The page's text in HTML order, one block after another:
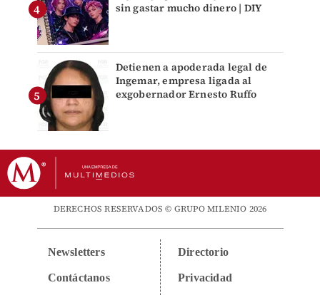
sin gastar mucho dinero | DIY
Detienen a apoderada legal de
Ingemar, empresa ligada al
exgobernador Ernesto Ruffo
DERECHOS RESERVADOS © GRUPO MILENIO 2026
Newsletters
Contáctanos
Directorio
Privacidad